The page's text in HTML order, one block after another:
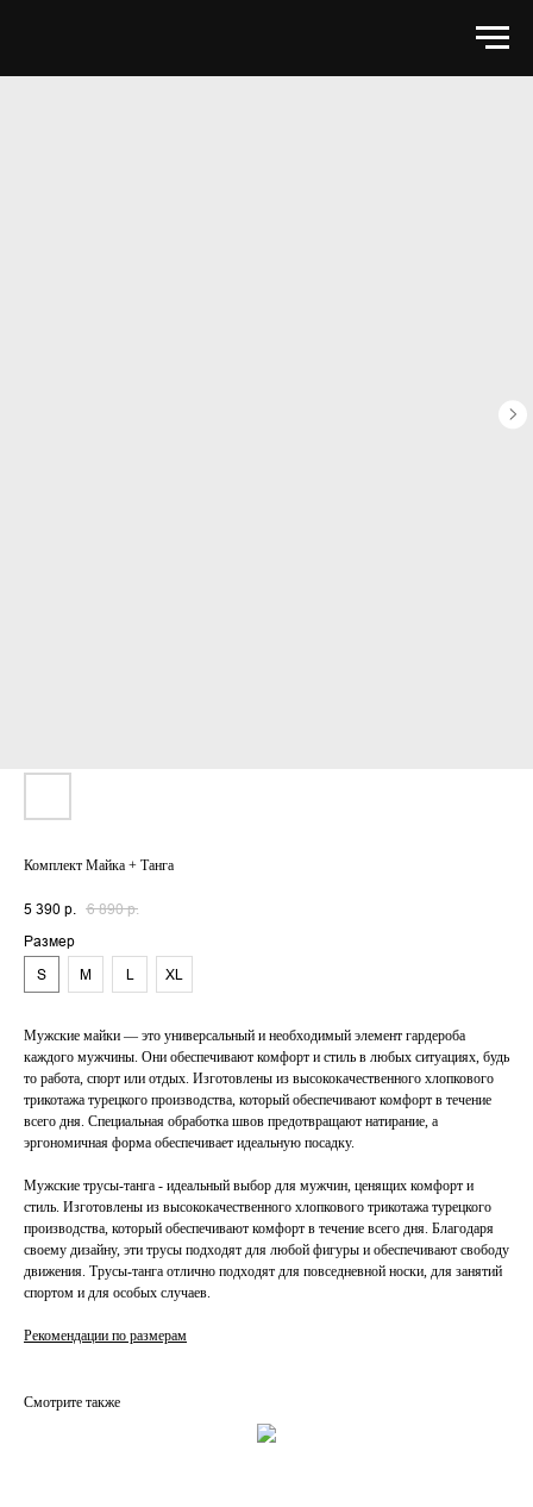
Комплект Майка + Танга
5 390 р. 6 890 р.
Размер
S
M L XL
Мужские майки — это универсальный и необходимый элемент гардероба
каждого мужчины. Они обеспечивают комфорт и стиль в любых ситуациях, будь
то работа, спорт или отдых. Изготовлены из высококачественного хлопкового
трикотажа турецкого производства, который обеспечивают комфорт в течение
всего дня. Специальная обработка швов предотвращают натирание, а
эргономичная форма обеспечивает идеальную посадку.
Мужские трусы-танга - идеальный выбор для мужчин, ценящих комфорт и
стиль. Изготовлены из высококачественного хлопкового трикотажа турецкого
производства, который обеспечивают комфорт в течение всего дня. Благодаря
своему дизайну, эти трусы подходят для любой фигуры и обеспечивают свободу
движения. Трусы-танга отлично подходят для повседневной носки, для занятий
спортом и для особых случаев.
Рекомендации по размерам
Смотрите также